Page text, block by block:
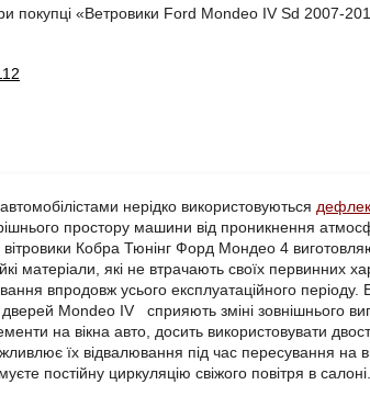
покупці «Ветровики Ford Mondeo IV Sd 2007-
нерідко використовуються
простору машини від проникнення
Кобра Тюнінг Форд Мондео 4
матеріали, які не втрачають своїх первинних
впродовж усього експлуатаційного
Mondeo IV сприяють зміні зовнішнього
на вікна авто, досить використовувати
їх відвалювання під час пересування
постійну циркуляцію свіжого повітря в